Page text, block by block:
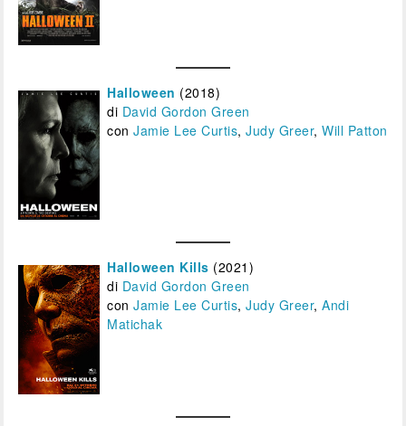
Halloween (2018)
di David Gordon Green
conJamie Lee Curtis,Judy Greer,Will Patton
Halloween Kills (2021)
di David Gordon Green
conJamie Lee Curtis,Judy Greer,Andi
Matichak